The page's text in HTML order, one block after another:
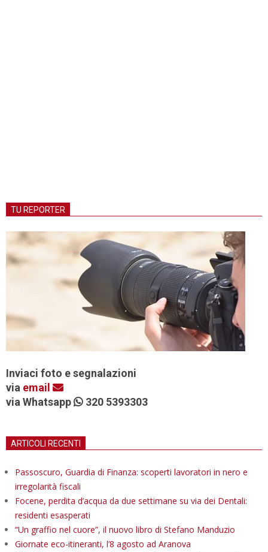
TU REPORTER
Inviaci foto e segnalazioni
via email
via Whatsapp
320 5393303
ARTICOLI RECENTI
Passoscuro, Guardia di Finanza: scoperti lavoratori in nero e
irregolarità fiscali
Focene, perdita d’acqua da due settimane su via dei Dentali:
residenti esasperati
“Un graffio nel cuore”, il nuovo libro di Stefano Manduzio
Giornate eco-itineranti, l’8 agosto ad Aranova